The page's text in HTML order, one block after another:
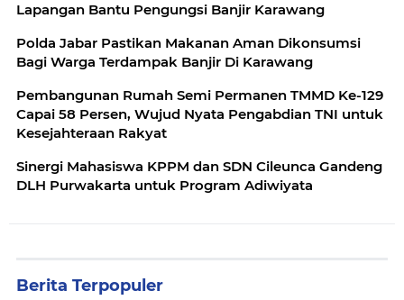
Lapangan Bantu Pengungsi Banjir Karawang
Polda Jabar Pastikan Makanan Aman Dikonsumsi
Bagi Warga Terdampak Banjir Di Karawang
Pembangunan Rumah Semi Permanen TMMD Ke-129
Capai 58 Persen, Wujud Nyata Pengabdian TNI untuk
Kesejahteraan Rakyat
Sinergi Mahasiswa KPPM dan SDN Cileunca Gandeng
DLH Purwakarta untuk Program Adiwiyata
Berita Terpopuler